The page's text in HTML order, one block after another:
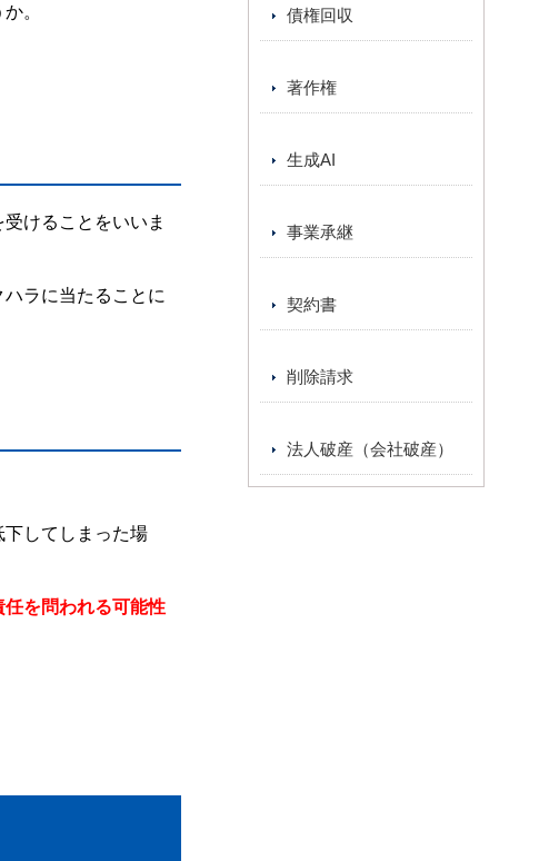
。
けることをいいま
ラに当たることに
してしまった場
を問われる可能性
債権回収
著作権
生成AI
事業承継
契約書
削除請求
法人破産（会社破産）